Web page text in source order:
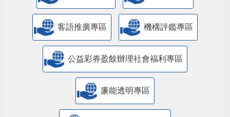
客語推廣專區 機構評鑑專區
公益彩券盈餘辦理社會福利專區
廉能透明專區